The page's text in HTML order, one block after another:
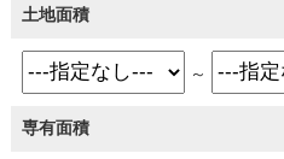
土地面積
～
専有面積